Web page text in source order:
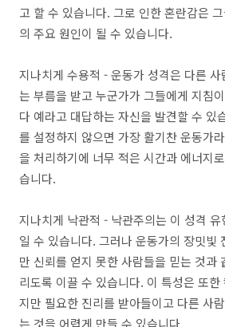
고 할 수 있습니다. 그로 인한 혼란감은
의 주요 원인이 될 수 있습니다.
지나치게 수용적 - 운동가 성격은 다른
는 부름을 받고 누군가가 그들에게 지침
다 예라고 대답하는 자신을 발견할 수 있
를 설정하지 않으면 가장 활기찬 운동가
을 처리하기에 너무 적은 시간과 에너지
습니다.
지나치게 낙관적 - 낙관주의는 이 성격
일 수 있습니다. 그러나 운동가의 장밋빛
만 신뢰를 얻지 못한 사람들을 믿는 것과
리도록 이끌 수 있습니다. 이 특성은 또한
지만 필요한 진리를 받아들이고 다른 사
는 것을 어렵게 만들 수 있습니다.